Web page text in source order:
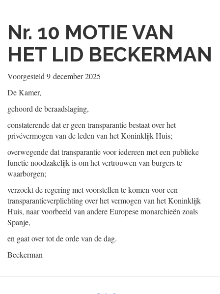
Nr. 10 MOTIE VAN
HET LID BECKERMAN
Voorgesteld 9 december 2025
De Kamer,
gehoord de beraadslaging,
constaterende dat er geen transparantie bestaat over het
privévermogen van de leden van het Koninklijk Huis;
overwegende dat transparantie voor iedereen met een publieke
functie noodzakelijk is om het vertrouwen van burgers te
waarborgen;
verzoekt de regering met voorstellen te komen voor een
transparantieverplichting over het vermogen van het Koninklijk
Huis, naar voorbeeld van andere Europese monarchieën zoals
Spanje,
en gaat over tot de orde van de dag.
Beckerman